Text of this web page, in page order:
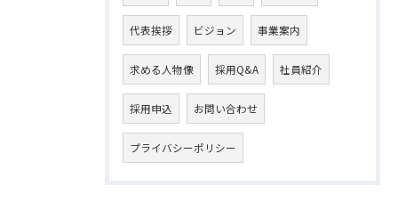
代表挨拶 ビジョン 事業案内
求める人物像 採用Q&A 社員紹介
採用申込 お問い合わせ
プライバシーポリシー